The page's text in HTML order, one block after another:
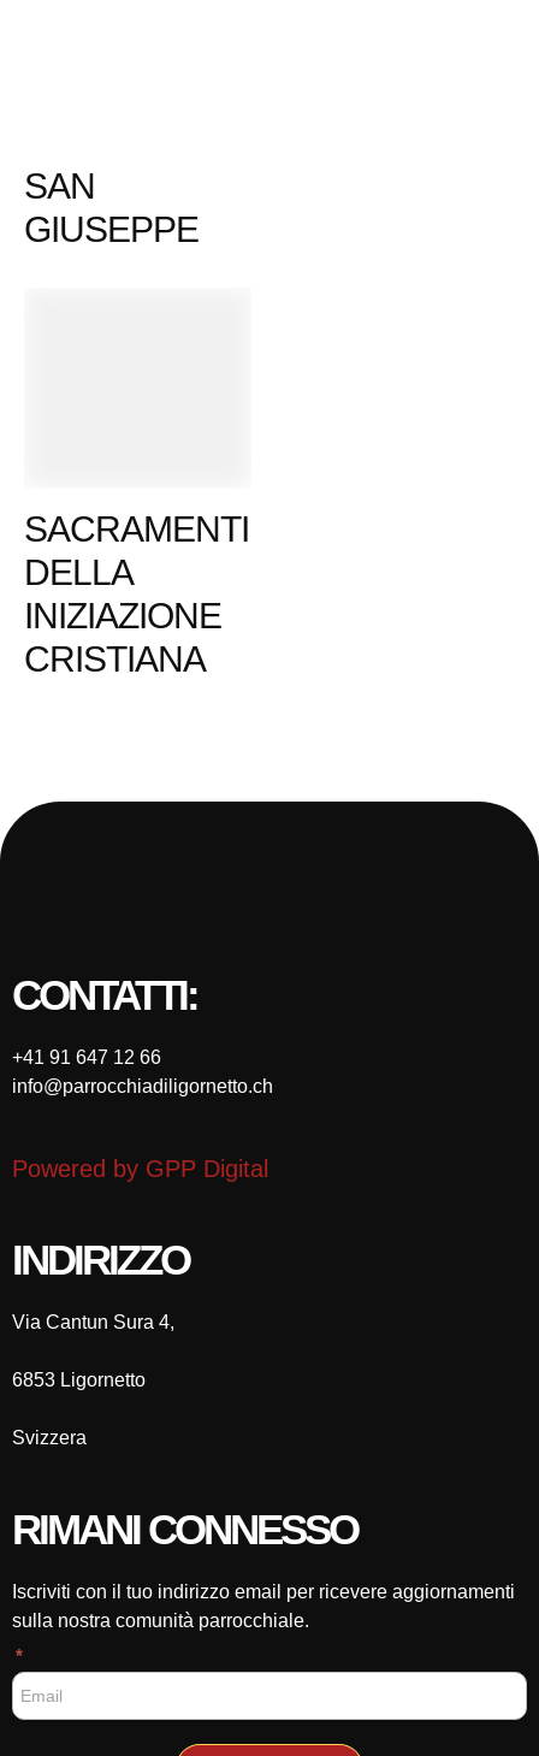
SAN
GIUSEPPE
SACRAMENTI
DELLA
INIZIAZIONE
CRISTIANA
CONTATTI:
+41 91 647 12 66
info@parrocchiadiligornetto.ch
Powered by GPP Digital
INDIRIZZO
Via Cantun Sura 4,
6853 Ligornetto
Svizzera
RIMANI CONNESSO
Iscriviti con il tuo indirizzo email per ricevere aggiornamenti
sulla nostra comunità parrocchiale.
F
o
o
*